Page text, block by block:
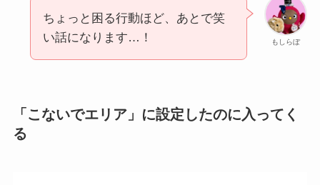
もしらぼ
ちょっと困る行動ほど、あとで笑
い話になります…！
「こないでエリア」に設定したのに入ってく
る